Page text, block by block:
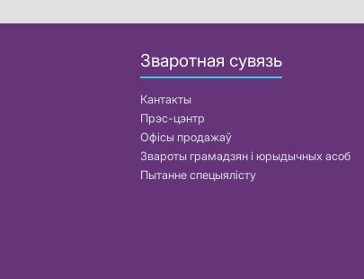
Зваротная сувязь
Кантакты
Прэс-цэнтр
Офісы продажаў
Звароты грамадзян і юрыдычных асоб
Пытанне спецыялісту